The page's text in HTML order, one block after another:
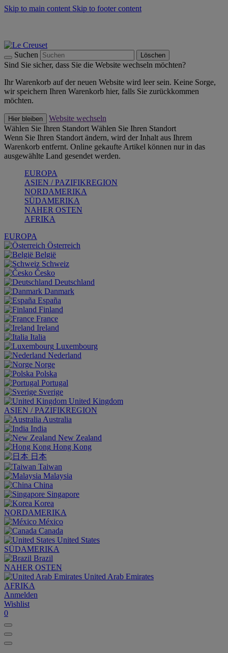
Skip to main content Skip to footer content
Suchen Löschen
Sind Sie sicher, dass Sie die Website wechseln möchten?
Ihr Warenkorb auf der neuen Website wird leer sein. Keine Sorge,
wir speichern Ihren Warenkorb hier, falls Sie zurückkommen
möchten.
Hier bleiben
Website wechseln
Wählen Sie Ihren Standort Wählen Sie Ihren Standort
Wenn Sie Ihren Standort ändern, wird der Inhalt aus Ihrem
Warenkorb entfernt. Online gekaufte Artikel können nur in das
ausgewählte Land gesendet werden.
EUROPA
ASIEN / PAZIFIKREGION
NORDAMERIKA
SÜDAMERIKA
NAHER OSTEN
AFRIKA
EUROPA
Österreich
België
Schweiz
Česko
Deutschland
Danmark
España
Finland
France
Ireland
Italia
Luxembourg
Nederland
Norge
Polska
Portugal
Sverige
United Kingdom
ASIEN / PAZIFIKREGION
Australia
India
New Zealand
Hong Kong
日本
Taiwan
Malaysia
China
Singapore
Korea
NORDAMERIKA
México
Canada
United States
SÜDAMERIKA
Brazil
NAHER OSTEN
United Arab Emirates
AFRIKA
Anmelden
Wishlist
0